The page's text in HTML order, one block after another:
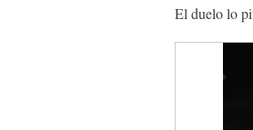
El duelo lo